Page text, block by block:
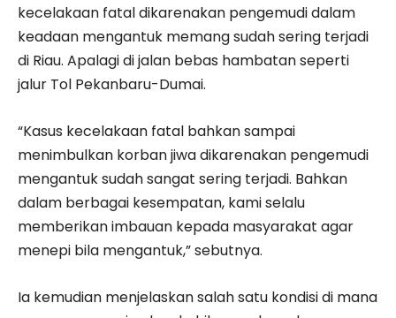
kecelakaan fatal dikarenakan pengemudi dalam
keadaan mengantuk memang sudah sering terjadi
di Riau. Apalagi di jalan bebas hambatan seperti
jalur Tol Pekanbaru-Dumai.
“Kasus kecelakaan fatal bahkan sampai
menimbulkan korban jiwa dikarenakan pengemudi
mengantuk sudah sangat sering terjadi. Bahkan
dalam berbagai kesempatan, kami selalu
memberikan imbauan kepada masyarakat agar
menepi bila mengantuk,” sebutnya.
Ia kemudian menjelaskan salah satu kondisi di mana